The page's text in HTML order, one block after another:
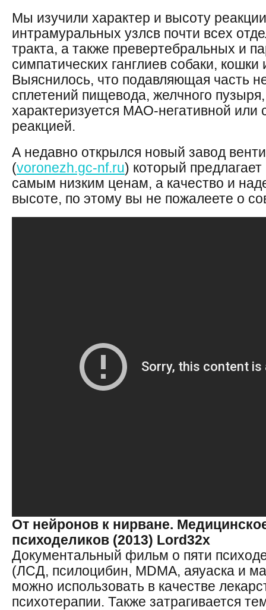
Мы изучили характер и высоту
интрамуральных узлсв почти всех
тракта, а также превертебральных и
симпатических ганглиев собаки,
Выяснилось, что подавляющая часть
сплетений пищевода, желчного
характеризуется МАО-негативной или
реакцией.
А недавно открылся новый завод
(voronezh.gc-nf.ru) который
самым низким ценам, а качество и
высоте, по этому вы не пожалеете о
От нейронов к нирване.
психоделиков (2013) Lord32x
Документальный фильм о пяти
(ЛСД, псилоцибин, MDMA, аяуаска и
можно использовать в качестве
психотерапии. Также затрагивается